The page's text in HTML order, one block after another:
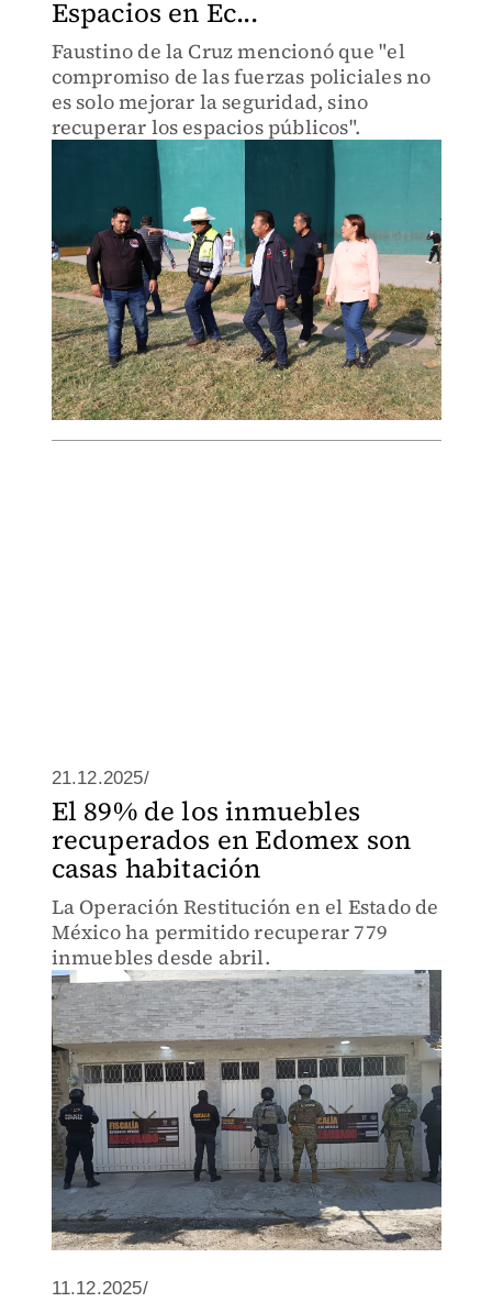
Espacios en Ec...
Faustino de la Cruz mencionó que "el
compromiso de las fuerzas policiales no
es solo mejorar la seguridad, sino
recuperar los espacios públicos".
21.12.2025/
El 89% de los inmuebles
recuperados en Edomex son
casas habitación
La Operación Restitución en el Estado de
México ha permitido recuperar 779
inmuebles desde abril.
11.12.2025/